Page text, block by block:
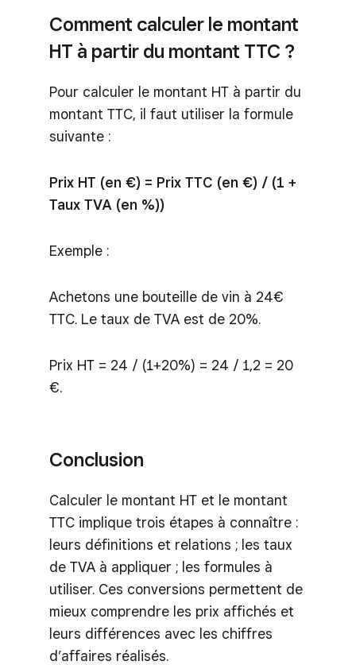
Comment calculer le montant
HT à partir du montant TTC ?
Pour calculer le montant HT à partir du
montant TTC, il faut utiliser la formule
suivante :
Prix HT (en €) = Prix TTC (en €) / (1 +
Taux TVA (en %))
Exemple :
Achetons une bouteille de vin à 24€
TTC. Le taux de TVA est de 20%.
Prix HT = 24 / (1+20%) = 24 / 1,2 = 20
€.
Conclusion
Calculer le montant HT et le montant
TTC implique trois étapes à connaître :
leurs définitions et relations ; les taux
de TVA à appliquer ; les formules à
utiliser. Ces conversions permettent de
mieux comprendre les prix affichés et
leurs différences avec les chiffres
d’affaires réalisés.